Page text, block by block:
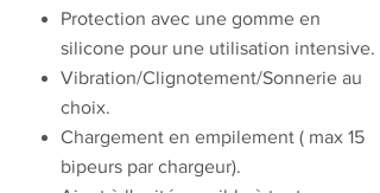
Protection avec une gomme en
silicone pour une utilisation intensive.
Vibration/Clignotement/Sonnerie au
choix.
Chargement en empilement ( max 15
bipeurs par chargeur).